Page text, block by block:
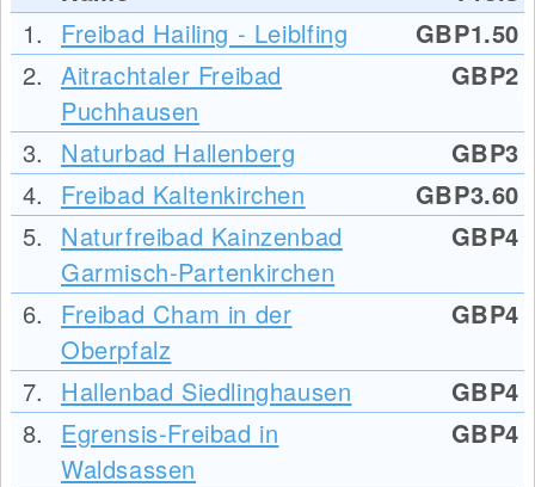
1.
Freibad Hailing - Leiblfing
GBP1.50
2. Aitrachtaler Freibad
Puchhausen
GBP2
3. Naturbad Hallenberg
GBP3
4.
Freibad Kaltenkirchen
GBP3.60
5.
Naturfreibad Kainzenbad
Garmisch-Partenkirchen
GBP4
6.
Freibad Cham in der
Oberpfalz
GBP4
7. Hallenbad Siedlinghausen
GBP4
8.
Egrensis-Freibad in
Waldsassen
GBP4